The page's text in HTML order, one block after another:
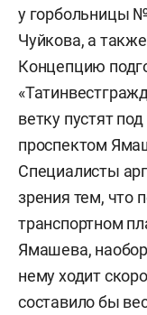
у горбольницы
Чуйкова, а
Концепцию
ветку пустят
проспектом
Специалисты
зрения тем, что
транспортном
Ямашева,
нему ходит
составило бы